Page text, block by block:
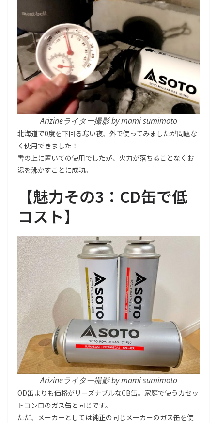
Arizineライター撮影 by mami sumimoto
北海道で0度を下回る寒い夜、外で使ってみましたが問題な
く使用できました！
雪の上に置いての使用でしたが、火力が落ちることなくお
湯を沸かすことに成功。
【魅力その3： CD缶で低
コスト】
Arizineライター撮影 by mami sumimoto
OD缶よりも価格がリーズナブルなCB缶。家庭で使うカセッ
トコンロのガス缶と同じです。
ただ、メーカーとしては純正の同じメーカーのガス缶を使